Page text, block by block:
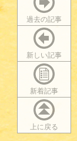
過去の記事
新しい記事
新着記事
上に戻る